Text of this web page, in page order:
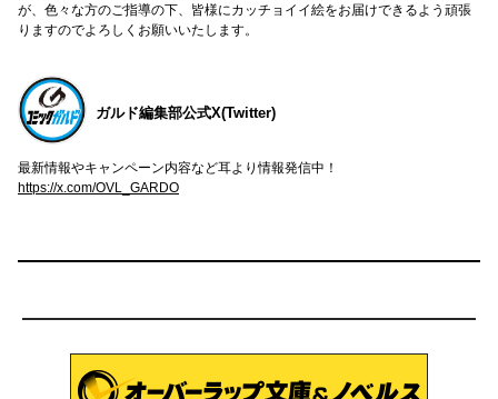
が、色々な方のご指導の下、皆様にカッチョイイ絵をお届けできるよう頑張
りますのでよろしくお願いいたします。
ガルド編集部公式X(Twitter)
最新情報やキャンペーン内容など耳より情報発信中！
https://x.com/OVL_GARDO